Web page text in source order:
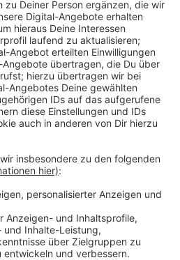
hätten jetzt Weihnachtsferien
Gerade zu Weihnachten seien
Geld für regionale
Die vielen Lebensmittel-
zu regionalen Produkten
Fleischerei Feldkamp in
viele Kunden ganz genau
Wurst kommen. Wichtig ist
öffnen jetzt am Montag